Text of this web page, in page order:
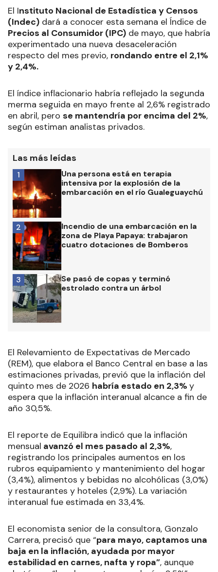
El Instituto Nacional de Estadística y Censos
(Indec) dará a conocer esta semana el Índice de
Precios al Consumidor (IPC) de mayo, que habría
experimentado una nueva desaceleración
respecto del mes previo, rondando entre el 2,1%
y 2,4%.
El índice inflacionario habría reflejado la segunda
merma seguida en mayo frente al 2,6% registrado
en abril, pero se mantendría por encima del 2%,
según estiman analistas privados.
Las más leídas
Una persona está en terapia
intensiva por la explosión de la
embarcación en el río Gualeguaychú
1
Incendio de una embarcación en la
zona de Playa Papaya: trabajaron
cuatro dotaciones de Bomberos
2
Se pasó de copas y terminó
estrolado contra un árbol
3
El Relevamiento de Expectativas de Mercado
(REM), que elabora el Banco Central en base a las
estimaciones privadas, previó que la inflación del
quinto mes de 2026 habría estado en 2,3% y
espera que la inflación interanual alcance a fin de
año 30,5%.
El reporte de Equilibra indicó que la inflación
mensual avanzó el mes pasado al 2,3%,
registrando los principales aumentos en los
rubros equipamiento y mantenimiento del hogar
(3,4%), alimentos y bebidas no alcohólicas (3,0%)
y restaurantes y hoteles (2,9%). La variación
interanual fue estimada en 33,4%.
El economista senior de la consultora, Gonzalo
Carrera, precisó que “para mayo, captamos una
baja en la inflación, ayudada por mayor
estabilidad en carnes, nafta y ropa”, aunque